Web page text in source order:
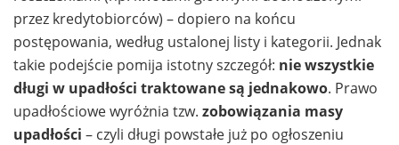
przez kredytobiorców) – dopiero na końcu
postępowania, według ustalonej listy i kategorii. Jednak
takie podejście pomija istotny szczegół: nie wszystkie
długi w upadłości traktowane są jednakowo. Prawo
upadłościowe wyróżnia tzw. zobowiązania masy
upadłości – czyli długi powstałe już po ogłoszeniu